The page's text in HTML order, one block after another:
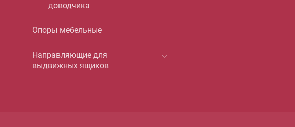
доводчика
Опоры мебельные
Направляющие для
выдвижных ящиков